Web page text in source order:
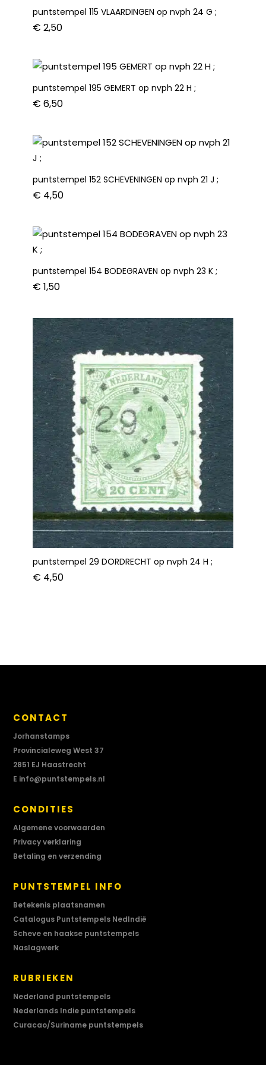
puntstempel 115 VLAARDINGEN op nvph 24 G ;
€ 2,50
puntstempel 195 GEMERT op nvph 22 H ;
€ 6,50
puntstempel 152 SCHEVENINGEN op nvph 21 J ;
€ 4,50
puntstempel 154 BODEGRAVEN op nvph 23 K ;
€ 1,50
puntstempel 29 DORDRECHT op nvph 24 H ;
€ 4,50
CONTACT
Jorhanstamps
Provincialeweg West 37
2851 EJ Haastrecht
E info@puntstempels.nl
CONDITIES
Algemene voorwaarden
Privacy verklaring
Betaling en verzending
PUNTSTEMPEL INFO
Betekenis plaatsnamen
Catalogus Puntstempels NedIndië
Scheve en haakse puntstempels
Naslagwerk
RUBRIEKEN
Nederland puntstempels
Nederlands Indie puntstempels
Curacao/Suriname puntstempels